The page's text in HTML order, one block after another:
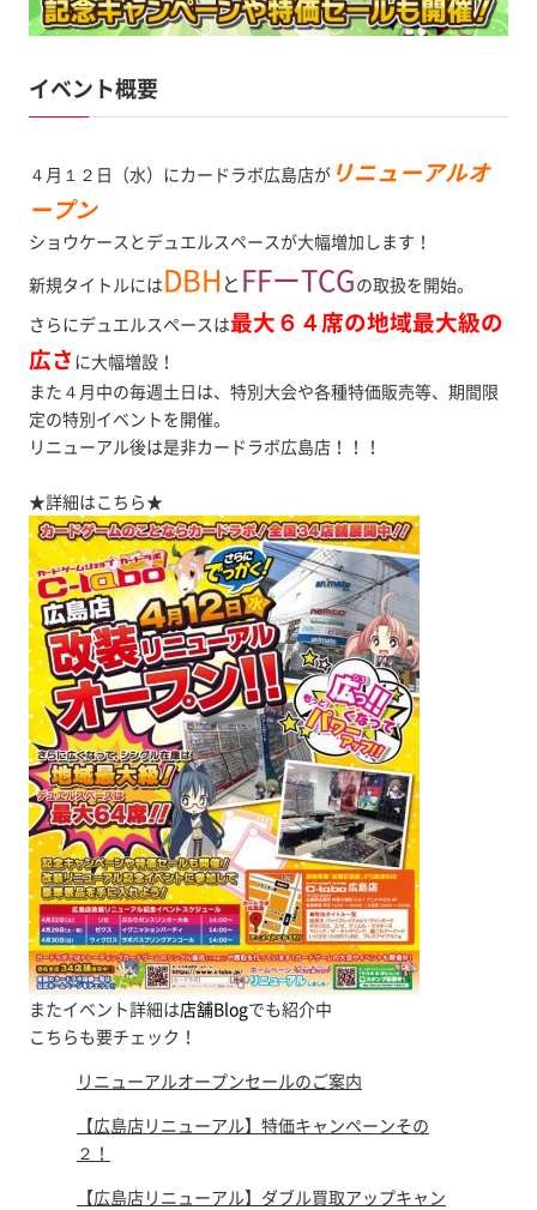
イベント概要
４月１２日（水）にカードラボ広島店がリニューアルオ
ープン
ショウケースとデュエルスペースが大幅増加します！
新規タイトルにはDBH と FFーTCGの取扱を開始。
さらにデュエルスペースは最大６４席の地域最大級の
広さ に大幅増設！
また４月中の毎週土日は、特別大会や各種特価販売等、期間限
定の特別イベントを開催。
リニューアル後は是非カードラボ広島店！！！
★詳細はこちら★
またイベント詳細は店舗Blogでも紹介中
こちらも要チェック！
リニューアルオープンセールのご案内
【広島店リニューアル】特価キャンペーンその
２！
【広島店リニューアル】ダブル買取アップキャン